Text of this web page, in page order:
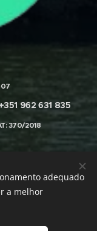
962 631 835
370/2018
adequado
a melhor